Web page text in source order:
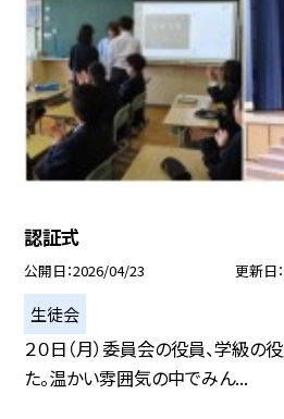
認証式
公開日 2026/04/23 更新日
生徒会
２０日（月）委員会の役員、学級
た。温かい雰囲気の中でみん...